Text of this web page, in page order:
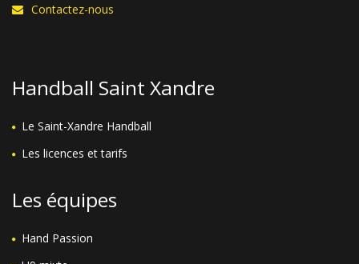
Contactez-nous
Handball Saint Xandre
Le Saint-Xandre Handball
Les licences et tarifs
Les équipes
Hand Passion